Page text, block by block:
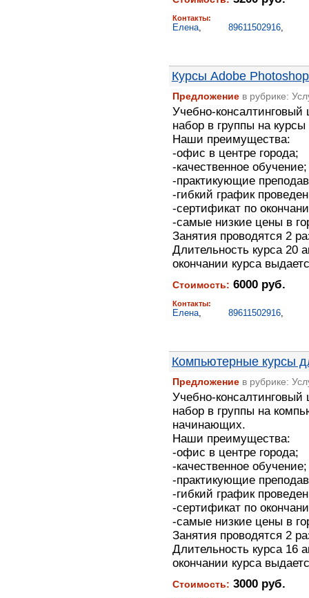
Контакты:
Елена, 89611502916,
Курсы Adobe Photoshop
Предложение в рубрике:
Учебно-консалтинговый
набор в группы на
Наши преимущества:
-офис в центре города;
-качественное обучение;
-практикующие
-гибкий график
-сертификат по
-самые низкие цены в
Занятия проводятся 2
Длительность курса 20
окончании курса
Стоимость: 6000 руб.
Контакты:
Елена, 89611502916,
Компьютерные курсы
Предложение в рубрике:
Учебно-консалтинговый
набор в группы на
начинающих.
Наши преимущества:
-офис в центре города;
-качественное обучение;
-практикующие
-гибкий график
-сертификат по
-самые низкие цены в
Занятия проводятся 2
Длительность курса 16
окончании курса
Стоимость: 3000 руб.